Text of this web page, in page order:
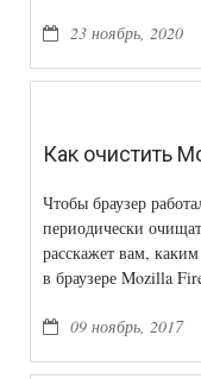
23 ноябрь, 2020
Как очистить
Чтобы браузер
периодически
расскажет вам,
в браузере Mozilla
09 ноябрь, 2017